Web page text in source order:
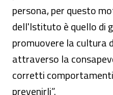
persona, per questo
dell'Istituto è quello di
promuovere la cultura
attraverso la
corretti
prevenirli”.